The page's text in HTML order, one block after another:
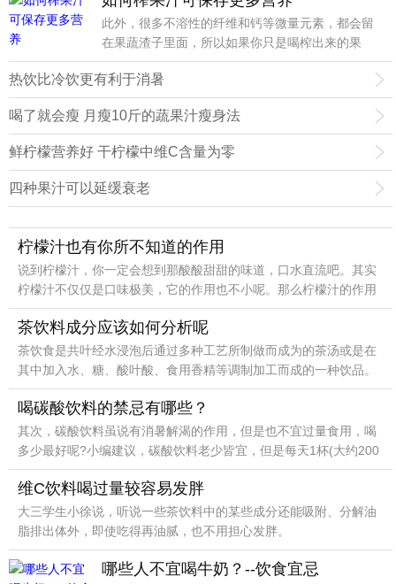
此外，很多不溶性的纤维和钙等微量元素，都会留
在果蔬渣子里面，所以如果你只是喝榨出来的果
汁，当然也会和这些微量元素擦肩而过了。
热饮比冷饮更有利于消暑
喝了就会瘦 月瘦10斤的蔬果汁瘦身法
鲜柠檬营养好 干柠檬中维C含量为零
四种果汁可以延缓衰老
柠檬汁也有你所不知道的作用
说到柠檬汁，你一定会想到那酸酸甜甜的味道，口水直流吧。其实
柠檬汁不仅仅是口味极美，它的作用也不小呢。那么柠檬汁的作用
有哪些呢？柠檬汁也有你所不知道的作用，例如以下的这些。
茶饮料成分应该如何分析呢
茶饮食是共叶经水浸泡后通过多种工艺所制做而成为的茶汤或是在
其中加入水、糖、酸叶酸、食用香精等调制加工而成的一种饮品。
喝碳酸饮料的禁忌有哪些？
其次，碳酸饮料虽说有消暑解渴的作用，但是也不宜过量食用，喝
多少最好呢?小编建议，碳酸饮料老少皆宜，但是每天1杯(大约200
毫升)最佳。
维C饮料喝过量较容易发胖
大三学生小徐说，听说一些茶饮料中的某些成分还能吸附、分解油
脂排出体外，即使吃得再油腻，也不用担心发胖。
哪些人不宜喝牛奶？--饮食宜忌